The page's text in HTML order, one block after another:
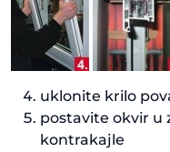
uklonite krilo
postavite okvir u
kontrakajle